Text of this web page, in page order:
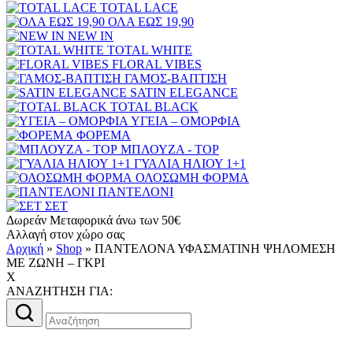
TOTAL LACE
ΟΛΑ ΕΩΣ 19,90
NEW IN
TOTAL WHITE
FLORAL VIBES
ΓΑΜΟΣ-ΒΑΠΤΙΣΗ
SATIN ELEGANCE
TOTAL BLACK
ΥΓΕΙΑ – ΟΜΟΡΦΙΑ
ΦΟΡΕΜΑ
ΜΠΛΟΥΖΑ - TOP
ΓΥΑΛΙΑ ΗΛΙΟΥ 1+1
ΟΛΟΣΩΜΗ ΦΟΡΜΑ
ΠΑΝΤΕΛΟΝΙ
ΣΕΤ
Δωρεάν Μεταφορικά άνω των 50€
Αλλαγή στον χώρο σας
Αρχική » Shop » ΠΑΝΤΕΛΟΝΑ ΥΦΑΣΜΑΤΙΝΗ ΨΗΛΟΜΕΣΗ
ΜΕ ΖΩΝΗ – ΓΚΡΙ
X
AΝΑΖΗΤΗΣΗ ΓΙΑ:
Αναζήτηση
για: